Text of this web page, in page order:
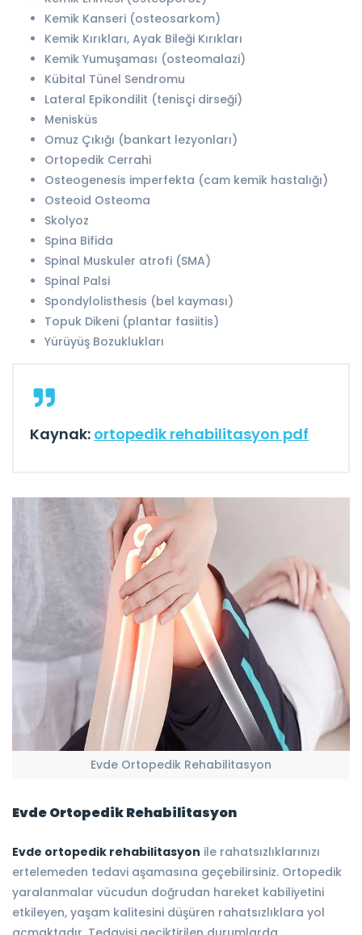
Kemik Kanseri (osteosarkom)
Kemik Kırıkları, Ayak Bileği Kırıkları
Kemik Yumuşaması (osteomalazi)
Kübital Tünel Sendromu
Lateral Epikondilit (tenisçi dirseği)
Menisküs
Omuz Çıkığı (bankart lezyonları)
Ortopedik Cerrahi
Osteogenesis imperfekta (cam kemik hastalığı)
Osteoid Osteoma
Skolyoz
Spina Bifida
Spinal Muskuler atrofi (SMA)
Spinal Palsi
Spondylolisthesis (bel kayması)
Topuk Dikeni (plantar fasiitis)
Yürüyüş Bozuklukları
Kaynak: ortopedik rehabilitasyon pdf
Evde Ortopedik Rehabilitasyon
Evde Ortopedik Rehabilitasyon
Evde ortopedik rehabilitasyon ile rahatsızlıklarınızı
ertelemeden tedavi aşamasına geçebilirsiniz. Ortopedik
yaralanmalar vücudun doğrudan hareket kabiliyetini
etkileyen, yaşam kalitesini düşüren rahatsızlıklara yol